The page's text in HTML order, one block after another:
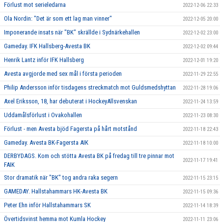
Förlust mot serieledarna 2022-12-06 22:33
Ola Nordin: "Det är som ett lag man vinner" 2022-12-05 20:00
Imponerande insats när "BK" skrällde i Sydnärkehallen 2022-12-02 23:00
Gameday. IFK Hallsberg-Avesta BK 2022-12-02 09:44
Henrik Lantz inför IFK Hallsberg 2022-12-01 19:20
Avesta avgjorde med sex mål i första perioden 2022-11-29 22:55
Philip Andersson inför tisdagens streckmatch mot Guldsmedshyttan 2022-11-28 19:06
Axel Eriksson, 18, har debuterat i HockeyAllsvenskan 2022-11-24 13:59
Uddamålsförlust i Ovakohallen 2022-11-23 08:30
Förlust - men Avesta bjöd Fagersta på hårt motstånd 2022-11-18 22:43
Gameday. Avesta BK-Fagersta AIK 2022-11-18 10:00
DERBYDAGS. Kom och stötta Avesta BK på fredag till tre pinnar mot
FAIK
2022-11-17 19:41
Stor dramatik när "BK" tog andra raka segern 2022-11-15 23:15
GAMEDAY. Hallstahammars HK-Avesta BK 2022-11-15 09:36
Peter Ehn inför Hallstahammars SK 2022-11-14 18:39
Övertidsvinst hemma mot Kumla Hockey 2022-11-11 23:06